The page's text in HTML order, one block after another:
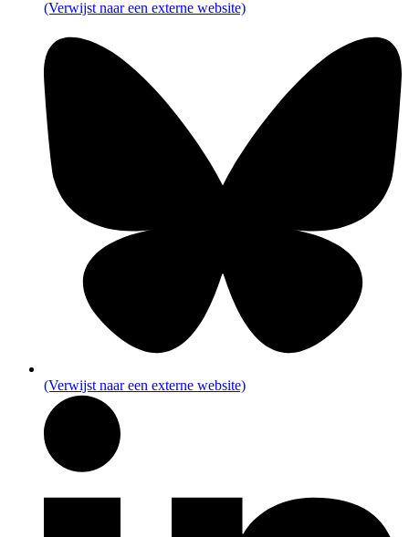
(Verwijst naar een externe website)
(Verwijst naar een externe website)